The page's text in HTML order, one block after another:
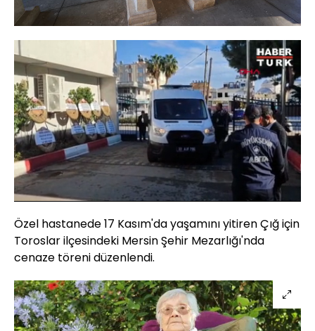
Aç
Yüklendi
87.30%
Oynatma
Hızı
Özel hastanede 17 Kasım'da yaşamını yitiren Çığ için
Toroslar ilçesindeki Mersin Şehir Mezarlığı'nda
cenaze töreni düzenlendi.